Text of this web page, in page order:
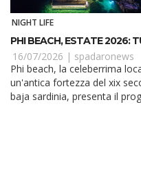
NIGHT LIFE
PHI BEACH, ESTATE 2026:
16/07/2026 | spadaronews
Phi beach, la celeberrima
un'antica fortezza del xix
baja sardinia, presenta il